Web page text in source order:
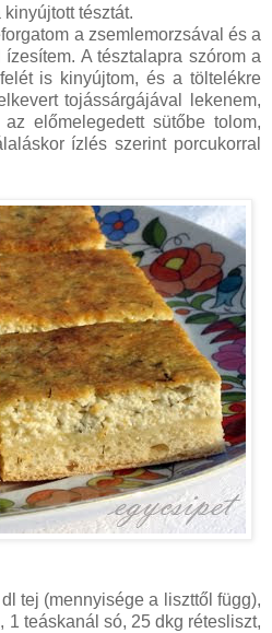
tésztát.
a zsemlemorzsával és a
A tésztalapra szórom a
is kinyújtom, és a töltelékre
tojássárgájával lekenem,
előmelegedett sütőbe tolom,
ízlés szerint porcukorral
dl tej (mennyisége a liszttől függ),
1 teáskanál só, 25 dkg rétesliszt,